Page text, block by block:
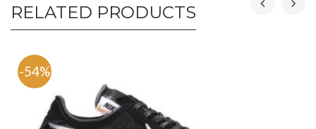
RELATED PRODUCTS
-54%